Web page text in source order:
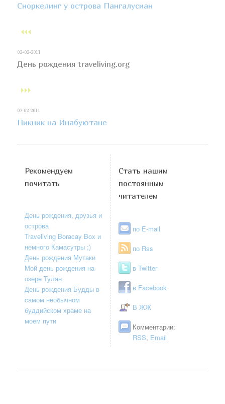
Сноркелинг у острова Пангалусиан
02-02-2011
День рождения traveliving.org
07-02-2011
Пикник на Инабуютане
Рекомендуем
почитать
День рождения, друзья и
острова
Traveliving Boracay Box и
немного Камасутры ;)
День рождения Мутаки
Мой день рождения на
озере Тулян
День рождения Будды в
самом необычном
буддийском храме на
моем пути
Стать нашим
постоянным
читателем
по E-mail
по Rss
в Twitter
в Facebook
В ЖЖ
Комментарии:
RSS, Email